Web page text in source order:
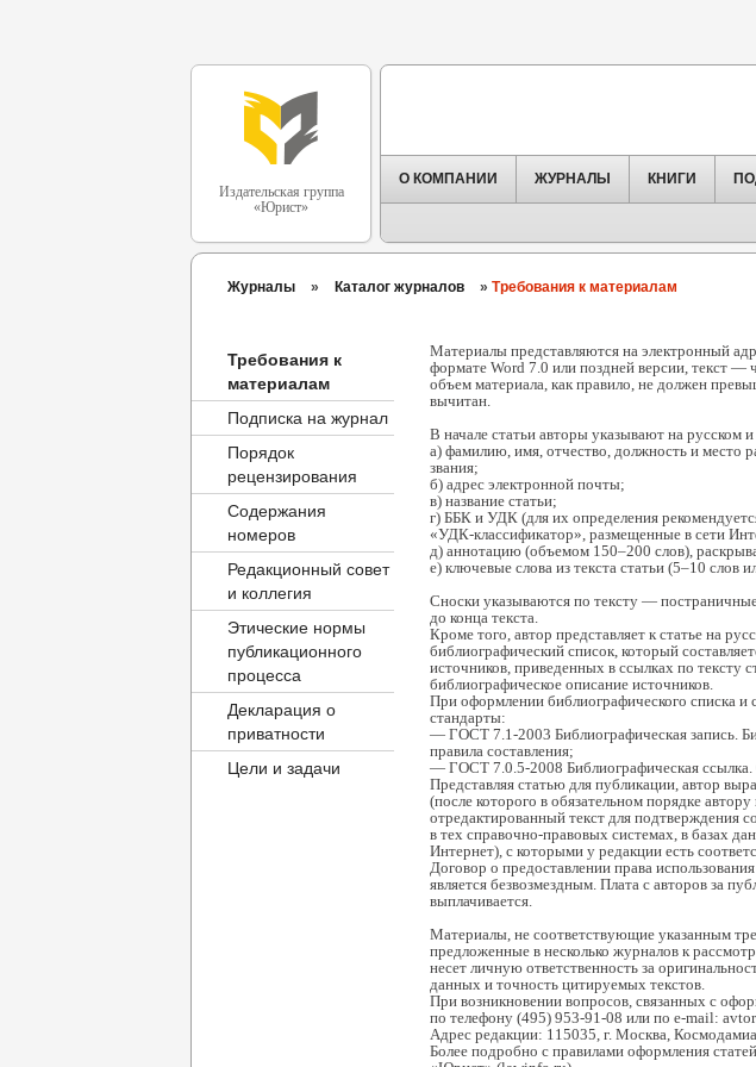
Издательская группа
«Юрист»
О КОМПАНИИ ЖУРНАЛЫ КНИГИ
Журналы » Каталог журналов » Требования к материалам
Требования к
материалам
Подписка на журнал
Порядок
рецензирования
Содержания
номеров
Редакционный совет
и коллегия
Этические нормы
публикационного
процесса
Декларация о
приватности
Цели и задачи
Материалы представляются на электронный
формате Word 7.0 или поздней версии, текст
объем материала, как правило, не должен
вычитан.
В начале статьи авторы указывают на русском
a) фамилию, имя, отчество, должность и место
звания;
б) адрес электронной почты;
в) название статьи;
г) ББК и УДК (для их определения
«УДК-классификатор», размещенные в сети
д) аннотацию (объемом 150–200 слов),
е) ключевые слова из текста статьи (5–10 слов
Сноски указываются по тексту —
до конца текста.
Кроме того, автор представляет к статье на
библиографический список, который
источников, приведенных в ссылках по тексту
библиографическое описание источников.
При оформлении библиографического списка и
стандарты:
— ГОСТ 7.1-2003 Библиографическая запись.
правила составления;
— ГОСТ 7.0.5-2008 Библиографическая ссылка.
Представляя статью для публикации, автор
(после которого в обязательном порядке
отредактированный текст для подтверждения
в тех справочно-правовых системах, в базах
Интернет), с которыми у редакции есть
Договор о предоставлении права
является безвозмездным. Плата с авторов за
выплачивается.
Материалы, не соответствующие указанным
предложенные в несколько журналов к
несет личную ответственность за
данных и точность цитируемых текстов.
При возникновении вопросов, связанных с
по телефону (495) 953-91-08 или по e-mail:
Адрес редакции: 115035, г. Москва,
Более подробно с правилами оформления